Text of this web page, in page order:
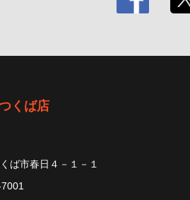
くば店
ば市春日４－１－１